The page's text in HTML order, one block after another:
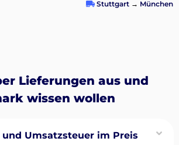
Stuttgart → München
Lieferungen aus und
wissen wollen
und Umsatzsteuer im Preis